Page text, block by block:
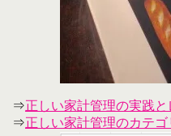
⇒正しい家計管理の実践
⇒正しい家計管理のカテゴ